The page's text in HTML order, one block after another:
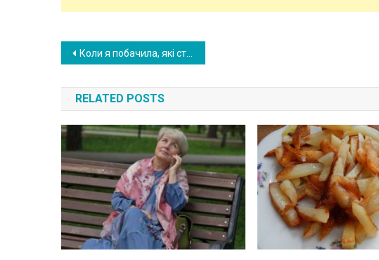
Post
navigation
Коли я побачила, які страви готує моя свекруха, спочатку у мене очі на лоб полізли, а потім, я твердо вирішила, що більше ніколи не відправлю до неї внучку.
RELATED POSTS